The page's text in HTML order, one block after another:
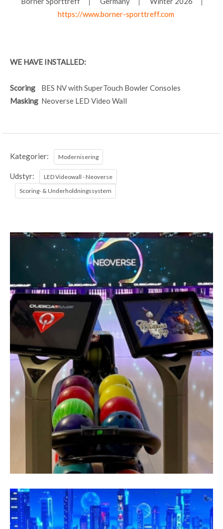
https://www.borner-sporttreff.com
WE HAVE INSTALLED:
Scoring
BES NV with SuperTouch Bowler Consoles
Masking Neoverse LED Video Wall
Kategorier: Modernisering
Udstyr:
LED Videowall - Neoverse
Scoring- & Underholdningssystem